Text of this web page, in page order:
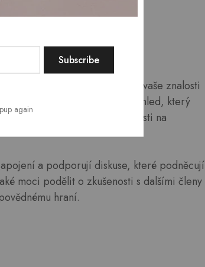
které vám usnadní rozšířit vaše znalosti
klíčové koncepty a poskytují vhled, který
příznaky návykovosti na
a podporují diskuse, které podněcují
moci podělit o zkušenosti s dalšími členy
hraní.
again